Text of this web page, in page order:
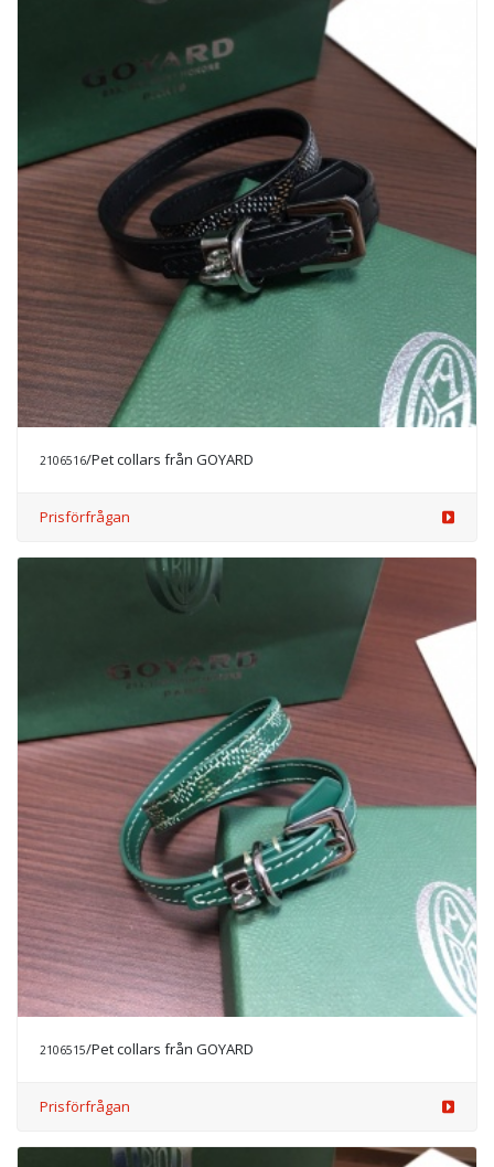
2106516/Pet collars från GOYARD
Prisförfrågan
2106515/Pet collars från GOYARD
Prisförfrågan